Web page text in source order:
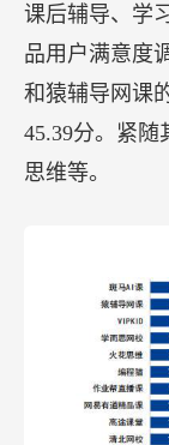
课后辅导、学
品用户满意度
和猿辅导网课
45.39分。紧
思维等。